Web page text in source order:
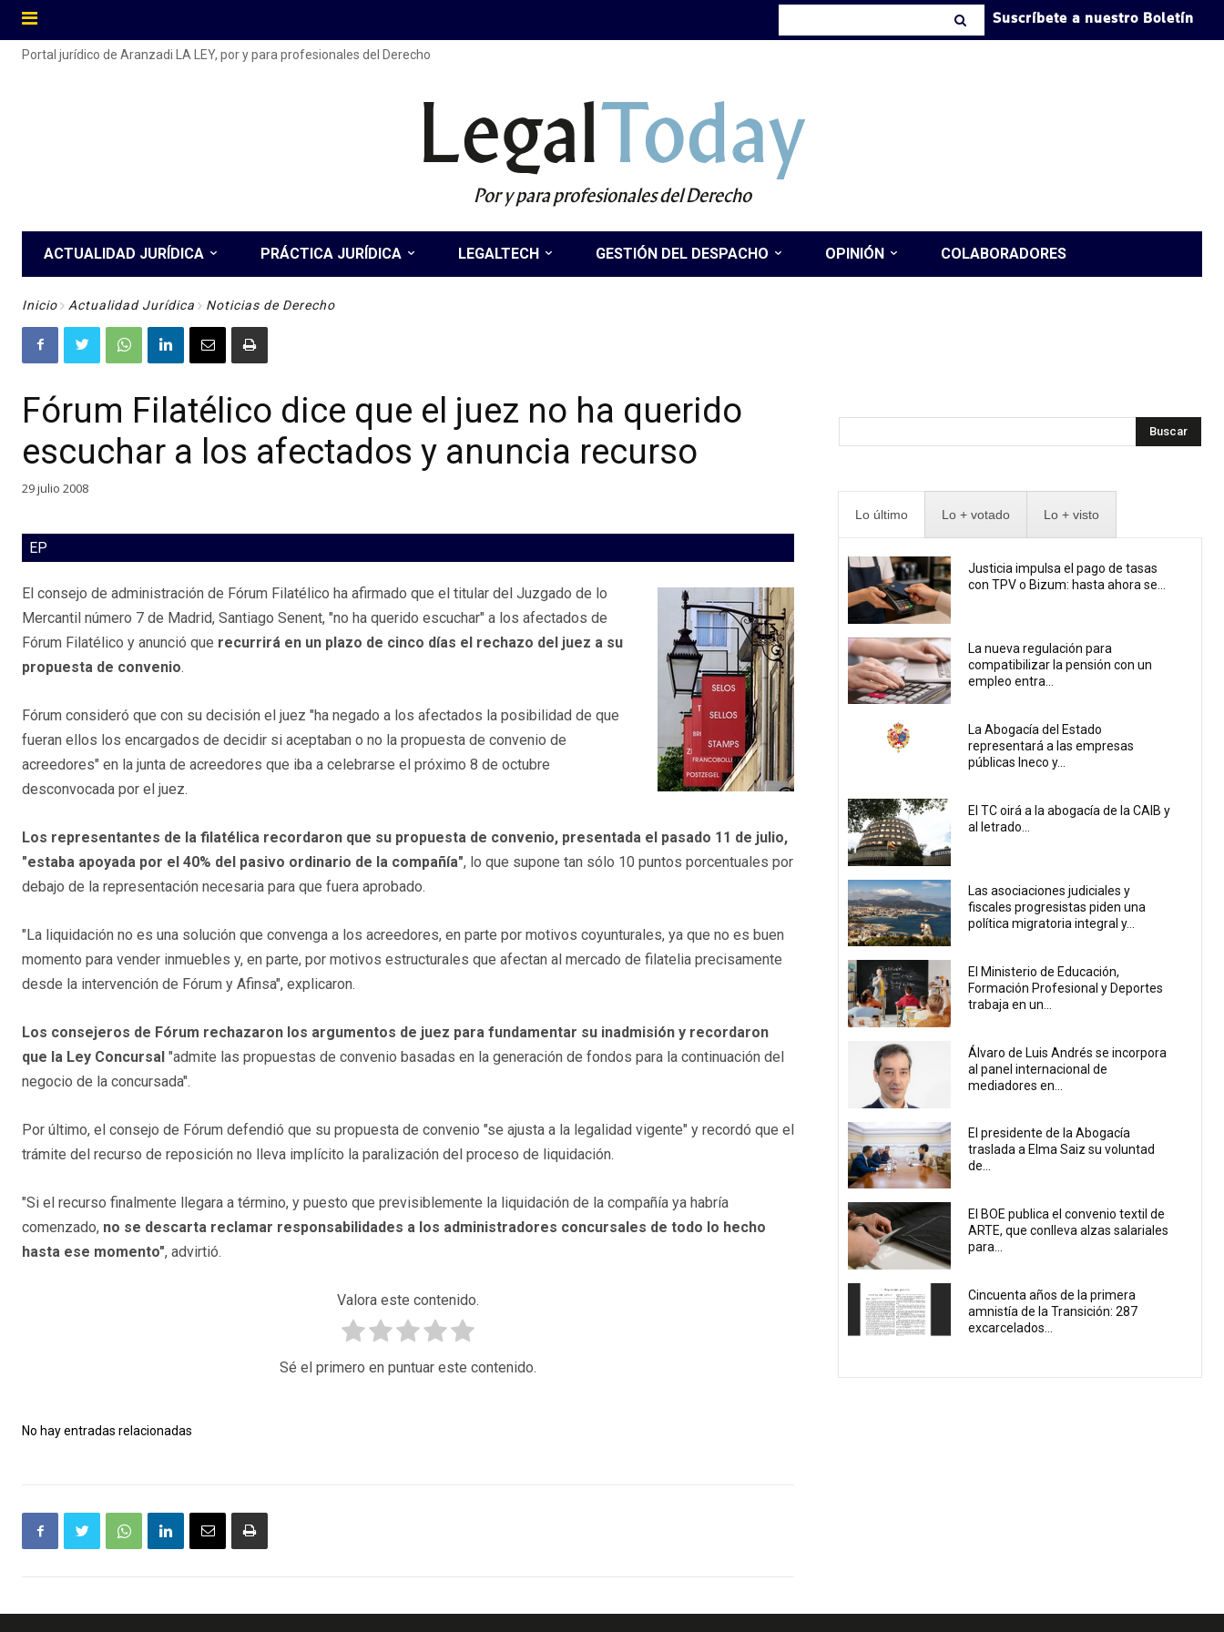
Suscríbete a nuestro Boletín
Portal jurídico de Aranzadi LA LEY, por y para profesionales del Derecho
LegalToday
Por y para profesionales del Derecho
ACTUALIDAD JURÍDICA PRÁCTICA JURÍDICA LEGALTECH GESTIÓN DEL DESPACHO OPINIÓN COLABORADORES
Inicio Actualidad Jurídica Noticias de Derecho
Fórum Filatélico dice que el juez no ha querido
escuchar a los afectados y anuncia recurso
29 julio 2008
EP
El consejo de administración de Fórum Filatélico ha afirmado que el titular del Juzgado de lo
Mercantil número 7 de Madrid, Santiago Senent, "no ha querido escuchar" a los afectados de
Fórum Filatélico y anunció que recurrirá en un plazo de cinco días el rechazo del juez a su
propuesta de convenio.
Fórum consideró que con su decisión el juez "ha negado a los afectados la posibilidad de que
fueran ellos los encargados de decidir si aceptaban o no la propuesta de convenio de
acreedores" en la junta de acreedores que iba a celebrarse el próximo 8 de octubre
desconvocada por el juez.
Los representantes de la filatélica recordaron que su propuesta de convenio, presentada el pasado 11 de julio,
"estaba apoyada por el 40% del pasivo ordinario de la compañía", lo que supone tan sólo 10 puntos porcentuales por
debajo de la representación necesaria para que fuera aprobado.
"La liquidación no es una solución que convenga a los acreedores, en parte por motivos coyunturales, ya que no es buen
momento para vender inmuebles y, en parte, por motivos estructurales que afectan al mercado de filatelia precisamente
desde la intervención de Fórum y Afinsa", explicaron.
Los consejeros de Fórum rechazaron los argumentos de juez para fundamentar su inadmisión y recordaron
que la Ley Concursal "admite las propuestas de convenio basadas en la generación de fondos para la continuación del
negocio de la concursada".
Por último, el consejo de Fórum defendió que su propuesta de convenio "se ajusta a la legalidad vigente" y recordó que el
trámite del recurso de reposición no lleva implícito la paralización del proceso de liquidación.
"Si el recurso finalmente llegara a término, y puesto que previsiblemente la liquidación de la compañía ya habría
comenzado, no se descarta reclamar responsabilidades a los administradores concursales de todo lo hecho
hasta ese momento", advirtió.
Valora este contenido.
Sé el primero en puntuar este contenido.
No hay entradas relacionadas
Buscar
Lo último Lo + votado Lo + visto
Justicia impulsa el pago de tasas
con TPV o Bizum: hasta ahora se...
La nueva regulación para
compatibilizar la pensión con un
empleo entra...
La Abogacía del Estado
representará a las empresas
públicas Ineco y...
El TC oirá a la abogacía de la CAIB y
al letrado...
Las asociaciones judiciales y
fiscales progresistas piden una
política migratoria integral y...
El Ministerio de Educación,
Formación Profesional y Deportes
trabaja en un...
Álvaro de Luis Andrés se incorpora
al panel internacional de
mediadores en...
El presidente de la Abogacía
traslada a Elma Saiz su voluntad
de...
El BOE publica el convenio textil de
ARTE, que conlleva alzas salariales
para...
Cincuenta años de la primera
amnistía de la Transición: 287
excarcelados...